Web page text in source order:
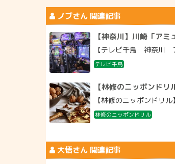
ノブさん 関連記事
【神奈川】川崎「ア
【テレビ千鳥 神奈川
テレビ千鳥
【林修のニッポンドリ
【林修のニッポンドリ
林修のニッポンドリル
大悟さん 関連記事